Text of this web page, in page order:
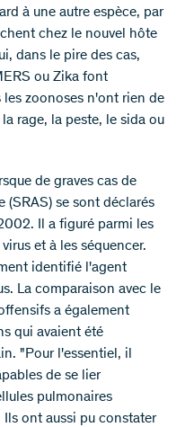
à une autre espèce, par
chez le nouvel hôte
dans le pire des cas,
ou Zika font
zoonoses n'ont rien de
rage, la peste, le sida ou
de graves cas de
(SRAS) se sont déclarés
Il a figuré parmi les
et à les séquencer.
identifié l'agent
La comparaison avec le
a également
qui avaient été
"Pour l'essentiel, il
de se lier
pulmonaires
Ils ont aussi pu constater